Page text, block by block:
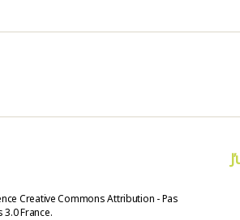
Creative Commons Attribution - Pas
France.